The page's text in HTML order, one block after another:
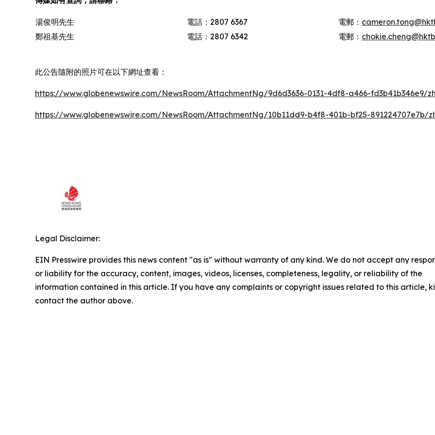
湯俊明先生 電話：2807 6367 電郵：
鄭祖基先生
電話：2807 6342 電郵：
此公告隨附的照片可在以下網址查看：
https://www.globenewswire.com/NewsRoom/AttachmentNg/9d6d3636-0131-4df8-a466-fd3b41b346e9/
https://www.globenewswire.com/NewsRoom/AttachmentNg/10b11dd9-b4f8-401b-bf25-891224707e7b/
Legal Disclaimer:
EIN Presswire provides this news content "as is" without warranty of any kind. We do not accept any
or liability for the accuracy, content, images, videos, licenses, completeness, legality, or reliability of the
information contained in this article. If you have any complaints or copyright issues related to this article,
contact the author above.